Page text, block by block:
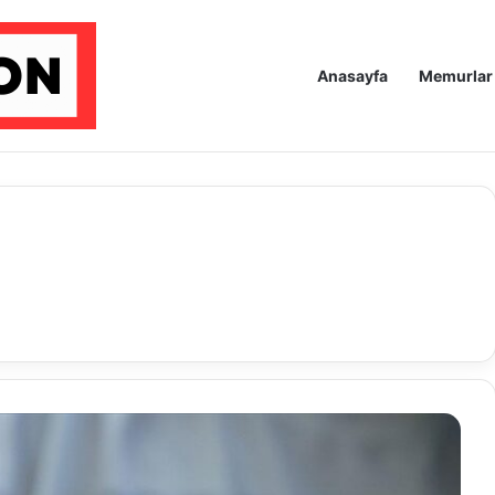
Anasayfa Memurlar